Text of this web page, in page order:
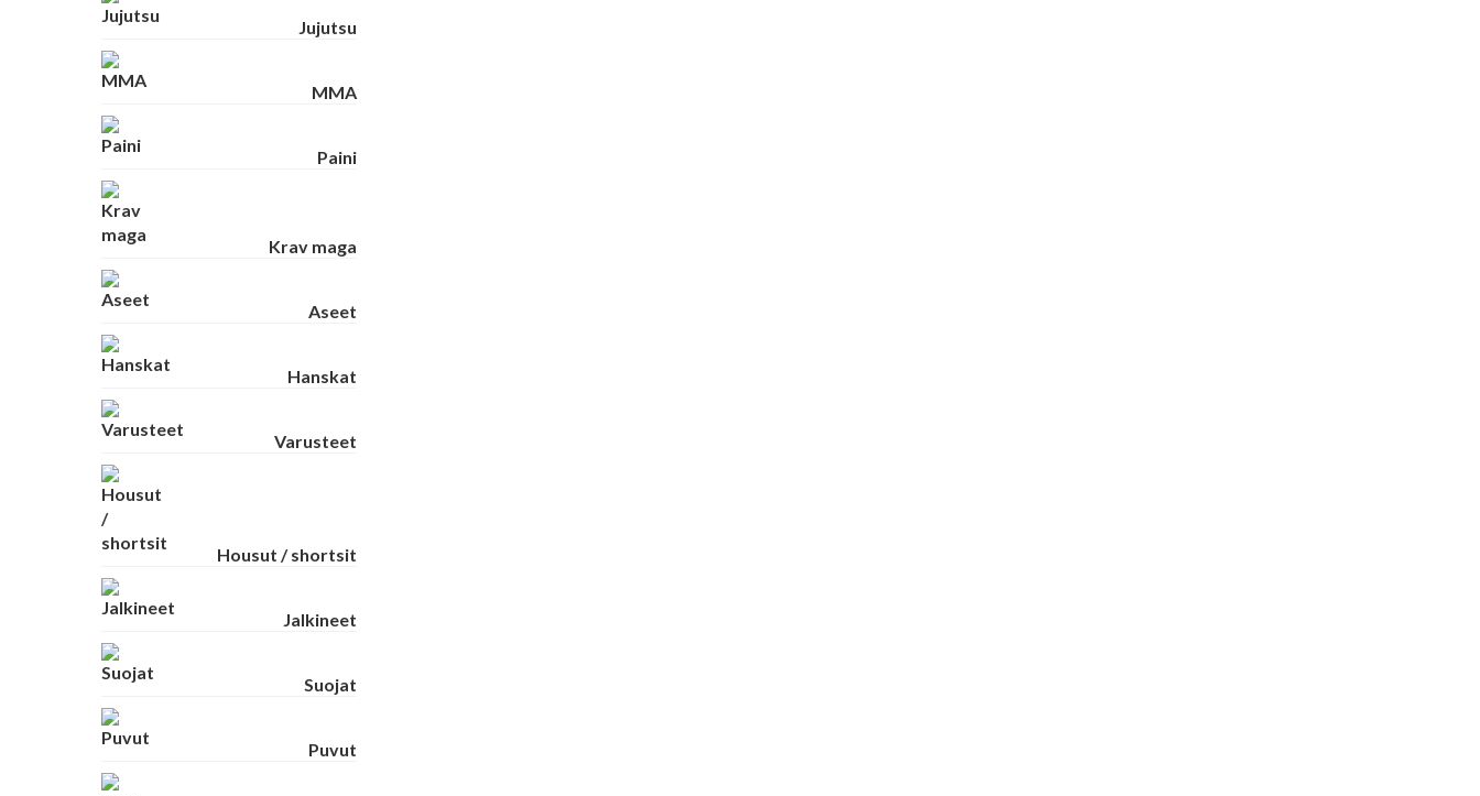
Jujutsu
MMA
Paini
Krav maga
Aseet
Hanskat
Varusteet
Housut / shortsit
Jalkineet
Suojat
Puvut